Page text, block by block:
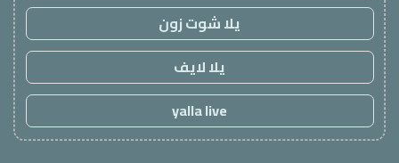
يلا شوت زون
يلا لايف
yalla live